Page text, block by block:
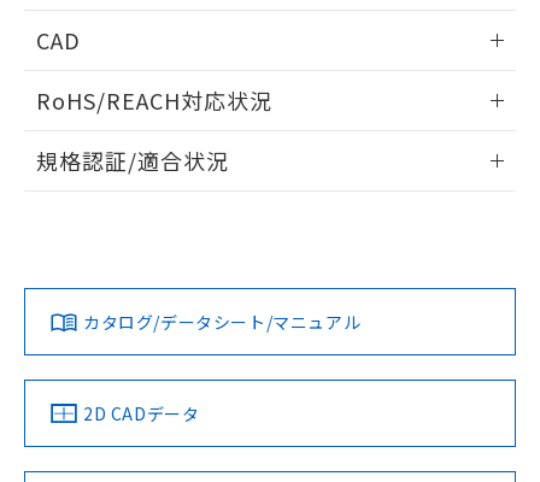
タイムチャート
A: 45mm以上、B: 40mm以上
周囲金属の影響
L: 12mm以上、φd: 70mm以上、D: 12mm以上、m: 28mm
以上、n: 70mm以上
金属埋め込み
検出物体の大きさと材質による影響
CAD
ドすることができます。
ログイン/会員登録
ダウンロードデータをご利用いただく前に、以下を必ずお読
みください。
ソフトウェアの使用条件
RoHS/REACH対応状況
EU RoHS 注意事項・凡例
対応済み
中国 RoHS 注意事項・凡例
規格認証/適合状況
LR型式承認
（イギリス
船舶規格）
DNV型式承認
（ノルウェー
BV型式承認
（フランス
KR型式
（韓国
No No No No
カタログ/データシート/マニュアル
2D CADデータ